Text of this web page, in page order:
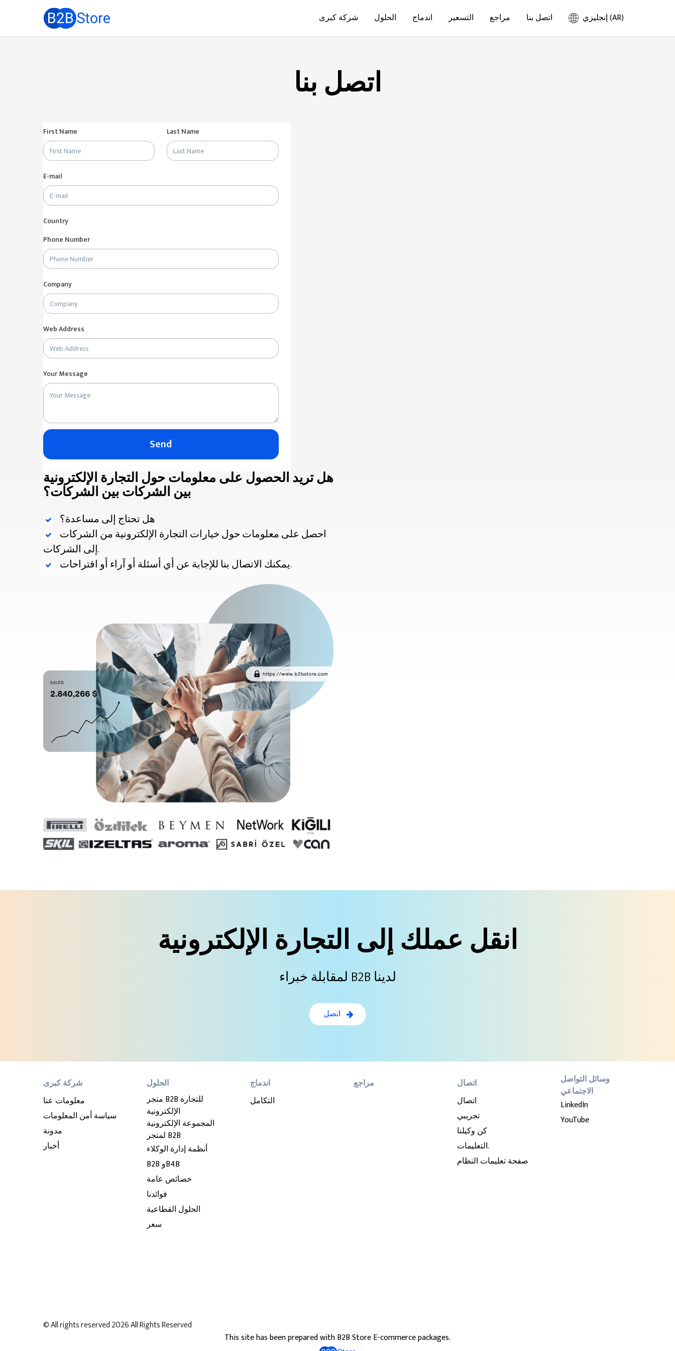
شركة كبرى الحلول اندماج التسعير مراجع اتصل بنا إنجليزي (AR)
اتصل بنا
First Name Last Name
E-mail
Country
Phone Number
Company
Web Address
Your Message
Send
هل تريد الحصول على معلومات حول التجارة الإلكترونية
بين الشركات بين الشركات؟
هل تحتاج إلى مساعدة؟
احصل على معلومات حول خيارات التجارة الإلكترونية من الشركات
إلى الشركات.
يمكنك الاتصال بنا للإجابة عن أي أسئلة أو آراء أو اقتراحات.
انقل عملك إلى التجارة الإلكترونية
لمقابلة خبراء B2B لدينا
اتصل
شركة كبرى
معلومات عنا
سياسة أمن المعلومات
مدونة
أخبار
الحلول
متجر B2B للتجارة
الإلكترونية
المجموعة الإلكترونية
لمتجر B2B
أنظمة إدارة الوكلاء
B2B وB4B
خصائص عامة
فوائدنا
الحلول القطاعية
سعر
اندماج
التكامل
مراجع
اتصال
اتصال
تجريبي
كن وكيلنا
التعليمات.
صفحة تعليمات النظام
وسائل التواصل
الاجتماعي
LinkedIn
YouTube
© All rights reserved 2026All Rights Reserved
This site has been prepared with B2B Store E-commerce packages.